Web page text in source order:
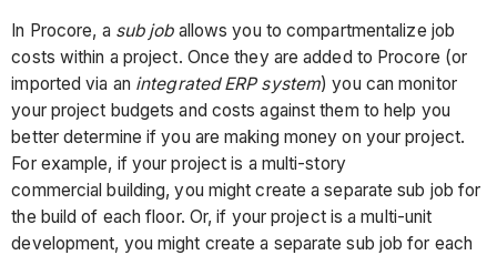
In Procore, a sub joballows you to compartmentalize job
costs within a project. Once they are added to Procore (or
imported via an integrated ERP system) you can monitor
your project budgets and costs against them to help you
better determine if you are making money on your project.
For example, if your project is a multi-story
commercial building, you might create a separate sub job for
the build of each floor. Or, if your project is a multi-unit
development, you might create a separate sub job for each